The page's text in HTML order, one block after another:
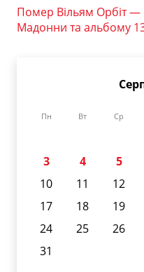
Помер Вільям Орбіт
Мадонни та альбому
Пн Вт Ср
3
4 5
10
11 12
17
18 19
24
25 26
31